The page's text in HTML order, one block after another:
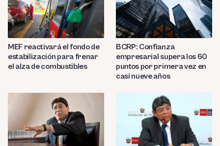
MEF reactivará el fondo de
estabilización para frenar
el alza de combustibles
BCRP: Confianza
empresarial supera los 60
puntos por primera vez en
casi nueve años